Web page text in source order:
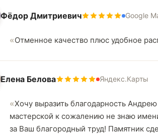
Фёдор Дмитриевич Google
Отменное качество плюс удобное
Елена Белова Яндекс.Карты
Хочу выразить благодарность
мастерской к сожалению не знаю
за Ваш благородный труд! Памятник